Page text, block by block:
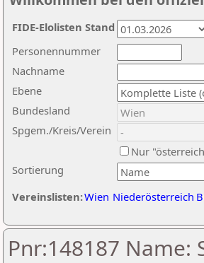
Nachname
Ebene
Sortierung
Personennummer
Bundesland
Spgem./Kreis/Verein
Nur
Vereinslisten:Wien Niederösterreich
FIDE-Elolisten Stand
Pnr:148187 Name: